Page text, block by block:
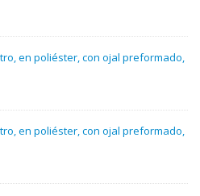
en poliéster, con ojal preformado,
en poliéster, con ojal preformado,